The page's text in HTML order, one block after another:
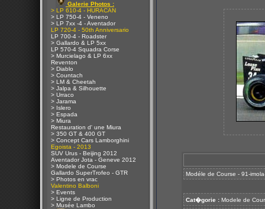
Galerie Photos :
> LP 610-4 - HURACAN
> LP 750-4 - Veneno
> LP 7xx -4 - Aventador
LP 720-4 - 50th Anniversario
LP 700-4 - Roadster
> Gallardo & LP 5xx
LP 570-4 Squadra Corse
> Murcielago & LP 6xx
Reventon
> Diablo
> Countach
> LM & Cheetah
> Jalpa & Silhouette
> Urraco
> Jarama
> Islero
> Espada
> Miura
Restauration d' une Miura
> 350 GT & 400 GT
> Concept Cars Lamborghini
Egoista - 2013
SUV Urus - Beijing 2012
Aventador Jota - Geneve 2012
> Modele de Course
Gallardo SuperTrofeo - GTR
> Photos en vrac
Valentino Balboni
> Events
> Ligne de Production
> Musée Lambo
Modéle de Course - 91-
Cat�gorie : Modele de